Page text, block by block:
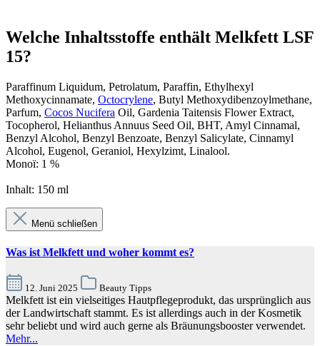
Welche Inhaltsstoffe enthält Melkfett LSF
15?
Paraffinum Liquidum, Petrolatum, Paraffin, Ethylhexyl
Methoxycinnamate, Octocrylene, Butyl Methoxydibenzoylmethane,
Parfum, Cocos Nucifera Oil, Gardenia Taitensis Flower Extract,
Tocopherol, Helianthus Annuus Seed Oil, BHT, Amyl Cinnamal,
Benzyl Alcohol, Benzyl Benzoate, Benzyl Salicylate, Cinnamyl
Alcohol, Eugenol, Geraniol, Hexylzimt, Linalool.
Monoï: 1 %
Inhalt: 150 ml
Menü schließen
Was ist Melkfett und woher kommt es?
12. Juni 2025 Beauty Tipps
Melkfett ist ein vielseitiges Hautpflegeprodukt, das ursprünglich aus
der Landwirtschaft stammt. Es ist allerdings auch in der Kosmetik
sehr beliebt und wird auch gerne als Bräunungsbooster verwendet.
Mehr...